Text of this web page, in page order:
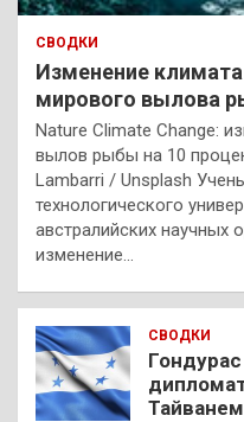
СВОДКИ
Изменение
мирового вылова
Nature Climate Change:
вылов рыбы на 10
Lambarri / Unsplash
технологического
австралийских научных
изменение…
СВОДКИ
Тайванем